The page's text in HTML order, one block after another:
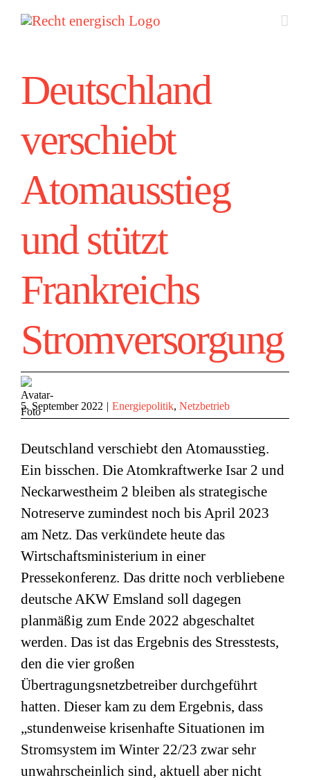
Zum
Inhalt
Deutschland
verschiebt
Atomausstieg
und stützt
Frankreichs
Stromversorgung
5. September 2022 | Energiepolitik, Netzbetrieb
Deutschland verschiebt den Atomausstieg.
Ein bisschen. Die Atomkraftwerke Isar 2 und
Neckarwestheim 2 bleiben als strategische
Notreserve zumindest noch bis April 2023
am Netz. Das verkündete heute das
Wirtschaftsministerium in einer
Pressekonferenz. Das dritte noch verbliebene
deutsche AKW Emsland soll dagegen
planmäßig zum Ende 2022 abgeschaltet
werden. Das ist das Ergebnis des Stresstests,
den die vier großen
Übertragungsnetzbetreiber durchgeführt
hatten. Dieser kam zu dem Ergebnis, dass
„stundenweise krisenhafte Situationen im
Stromsystem im Winter 22/23 zwar sehr
unwahrscheinlich sind, aktuell aber nicht